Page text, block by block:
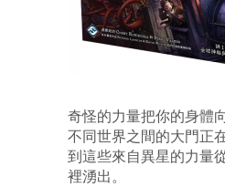
奇怪的力量把你的身體
不同世界之間的大門正
到這些來自異星的力量
裡湧出。